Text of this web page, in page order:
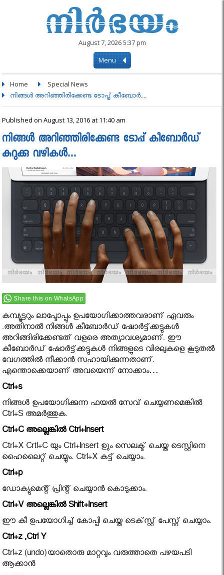
August 7, 2026 5:37 pm
Menu
Home Special News
നിങ്ങള്‍ അറിഞ്ഞിരിക്കേണ്ട ടോപ്പ് കീബോര്‍....
Published on August 13, 2016 at 11:40 am
നിങ്ങള്‍ അറിഞ്ഞിരിക്കേണ്ട ടോപ്പ് കീബോര്‍ഡ്
കുറുക്കു വഴികള്‍…
Share this on WhatsApp
കമ്പ്യൂട്ടറും ലാപ്ടോപ്പും ഉപയോഗിക്കാത്തവരാണ് ഏവരും
.അതിനാല്‍ നിങ്ങള്‍ കീബോര്‍ഡ് ഷോര്‍ട്ട്ക്കട്ടുകള്‍
അറിങ്ങിരിക്കേണ്ടത് വളരെ അത്യാവശ്യമാണ്. ഈ
കീബോര്‍ഡ് ഷോര്‍ട്ട്ക്കട്ടുകള്‍ നിങ്ങളുടെ വിരലുകളെ കൂടുതല്‍
വേഗത്തില്‍ നീക്കാന്‍ സഹായിക്കുന്നതാണ്.
എന്തൊക്കെയാണ് അവയെന്ന് നോക്കാം…
Ctrl+s
നിങ്ങള്‍ ഉപയോഗിക്കുന്ന ഫയല്‍ സേവ് ചെയ്യണമെങ്കില്‍
Ctrl+S അമര്‍ത്തുക.
Ctrl+C അല്ലെങ്കില്‍ Ctrl+Insert
Ctrl+X Crtl+C യും Ctrl+Insert ഉും സെലക്ട് ചെയ്ത ടെസ്റ്റിനെ
ഹൈലൈറ്റ് ചെയ്യും. Ctrl+X കട്ട് ചെയ്യാം.
Ctrl+p
ഡോക്യുമെന്റ് പ്രിന്റ് ചെയ്യാന്‍ കൊടുക്കാം.
Ctrl+V അല്ലെങ്കില്‍ Shift+Insert
ഈ കീ ഉപയോഗിച്ച് കോപ്പി ചെയ്ത ടെക്‌സ്റ്റ് പേസ്റ്റ് ചെയ്യാം.
Ctrl+z ,Ctrl Y
Ctrl+z (undo)യാതൊരു മാറ്റവും വരുത്താതെ പഴയപടി
ആക്കാന്‍